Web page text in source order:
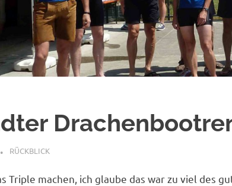
RÜCKBLICK
Triple machen, ich glaube das war zu viel des